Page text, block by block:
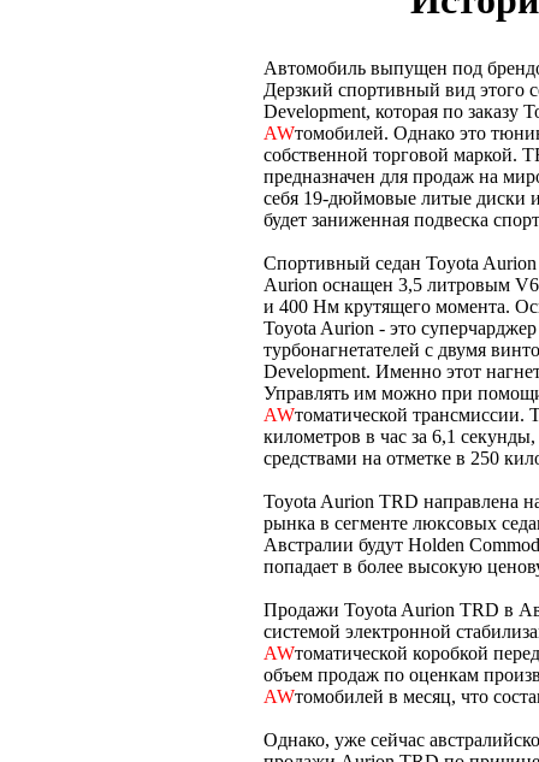
Автомобиль выпущен под
Дерзкий спортивный вид этого
Development, которая по заказу
AWтомобилей. Однако это
собственной торговой маркой.
предназначен для продаж на
себя 19-дюймовые литые диски
будет заниженная подвеска
Спортивный седан Toyota Aurion
Aurion оснащен 3,5 литровым
и 400 Нм крутящего момента.
Toyota Aurion - это
турбонагнетателей с двумя
Development. Именно этот
Управлять им можно при
AWтоматической трансмиссии.
километров в час за 6,1
средствами на отметке в 250
Toyota Aurion TRD направлена
рынка в сегменте люксовых
Австралии будут Holden
попадает в более высокую
Продажи Toyota Aurion TRD в
системой электронной
AWтоматической коробкой
объем продаж по оценкам
AWтомобилей в месяц, что
Однако, уже сейчас